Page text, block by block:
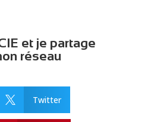
et je partage
réseau
 Twitter